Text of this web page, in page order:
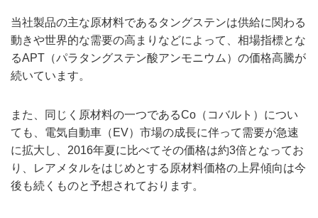
当社製品の主な原材料であるタングステンは供給に関わる
動きや世界的な需要の高まりなどによって、相場指標とな
るAPT（パラタングステン酸アンモニウム）の価格高騰が
続いています。
また、同じく原材料の一つであるCo（コバルト）につい
ても、電気自動車（EV）市場の成長に伴って需要が急速
に拡大し、2016年夏に比べてその価格は約3倍となってお
り、レアメタルをはじめとする原材料価格の上昇傾向は今
後も続くものと予想されております。